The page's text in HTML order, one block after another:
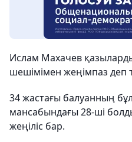
Ислам Махачев
шешімімен жеңімпаз деп
34 жастағы балуанның бұл
мансабындағы 28-ші
жеңіліс бар.